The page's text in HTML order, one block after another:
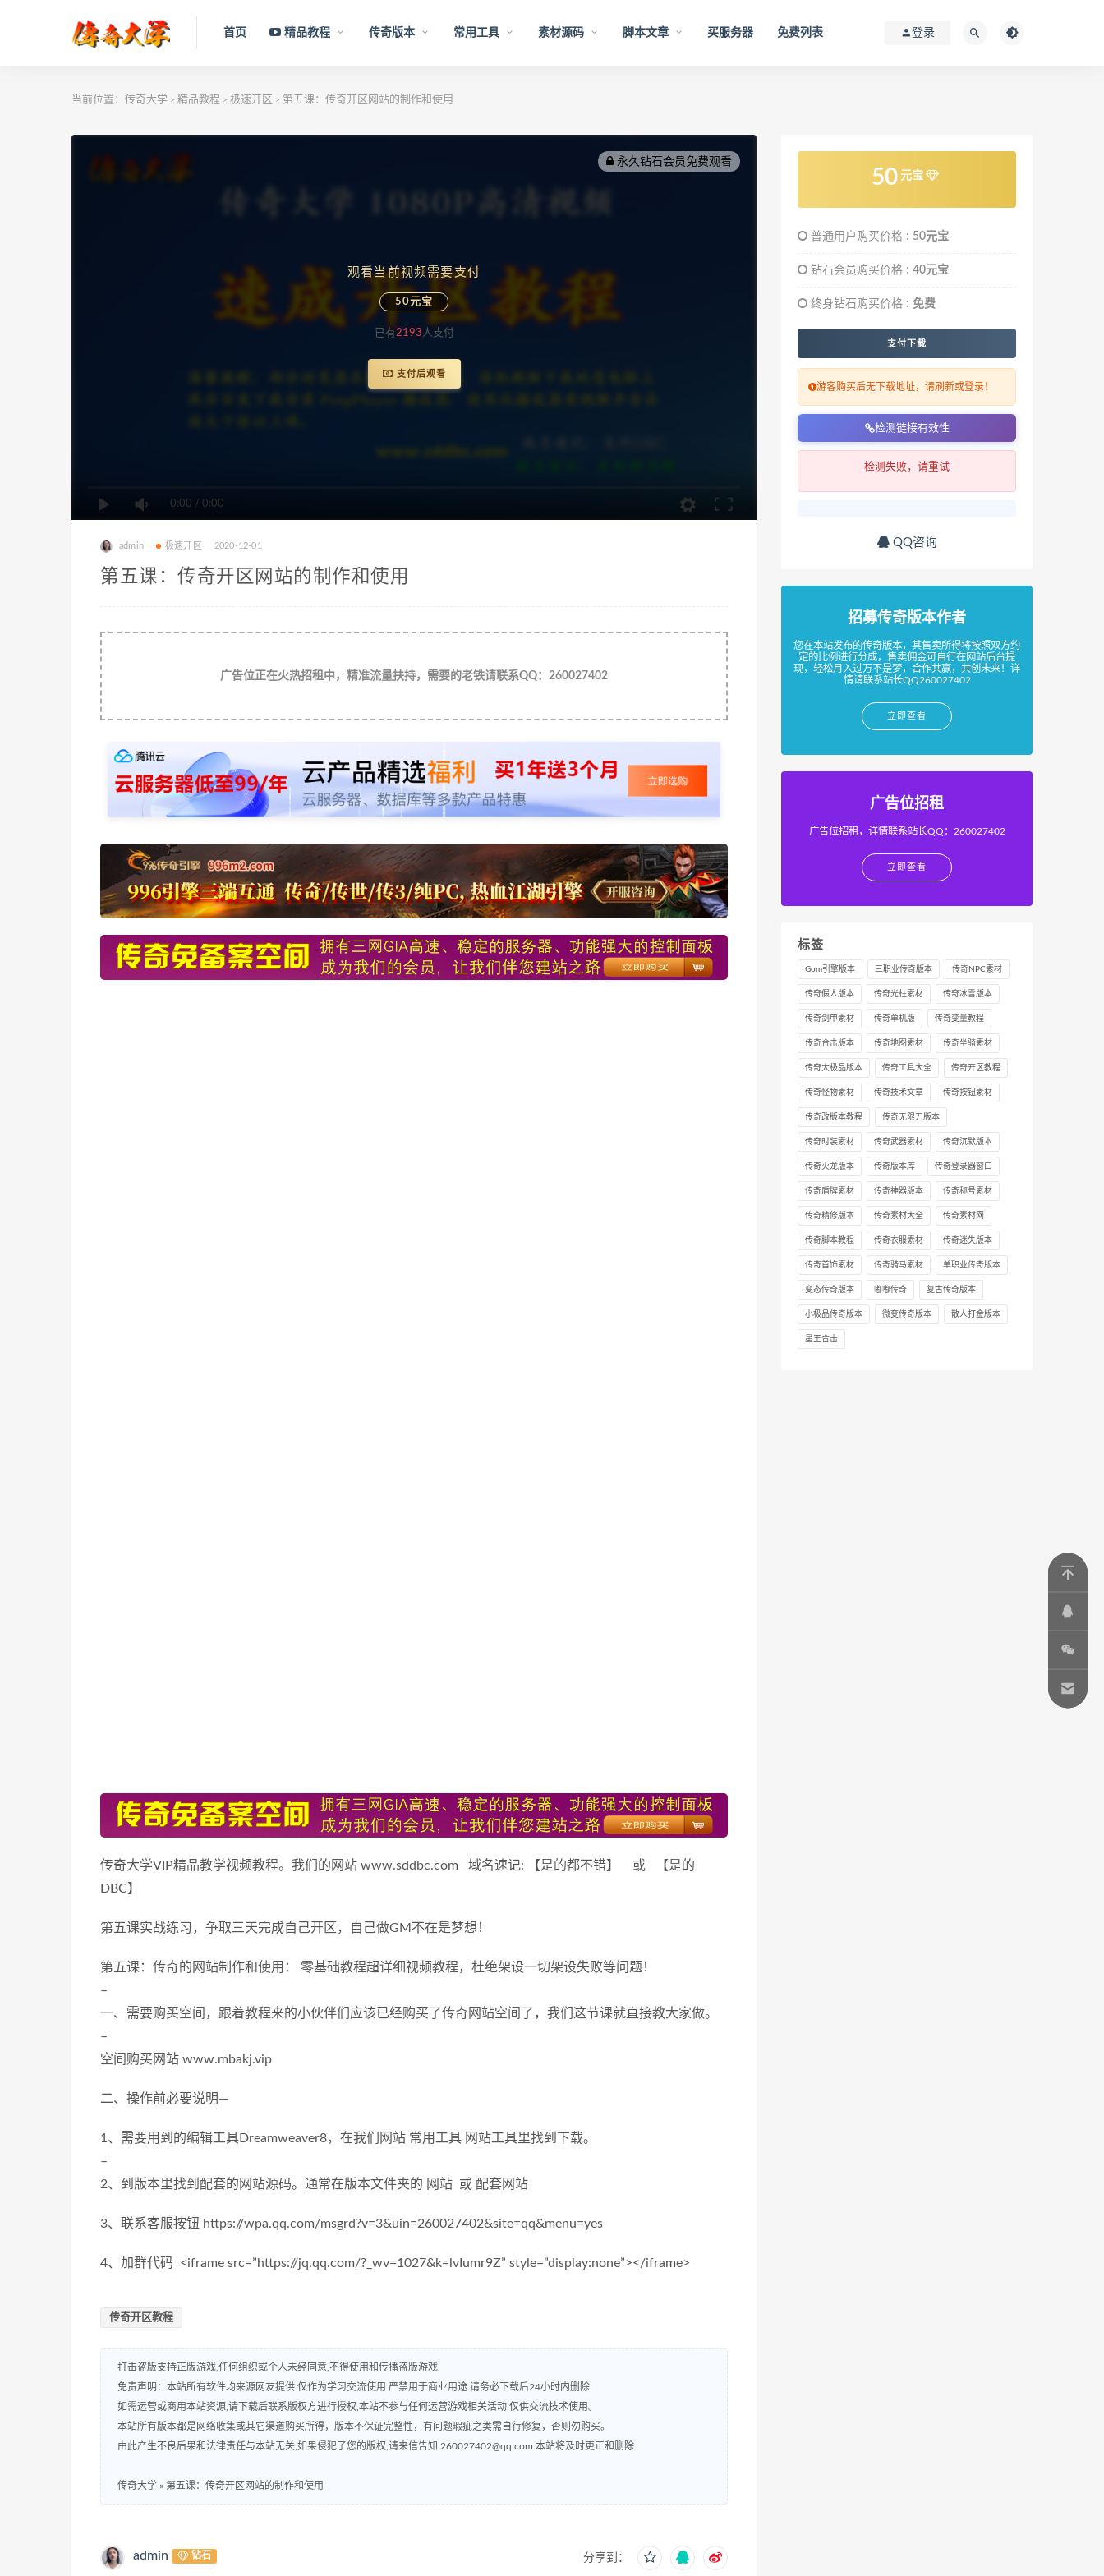
首页 精品教程 传奇版本 常用工具 素材源码 脚本文章 买服务器 免费列表 登录
当前位置： 传奇大学 > 精品教程 > 极速开区 > 第五课：传奇开区网站的制作和使用
永久钻石会员免费观看
观看当前视频需要支付
50元宝
已有2193人支付
支付后观看
0:00 / 0:00
admin 极速开区 2020-12-01
第五课：传奇开区网站的制作和使用
广告位正在火热招租中，精准流量扶持，需要的老铁请联系QQ：260027402
传奇大学VIP精品教学视频教程。我们的网站 www.sddbc.com 域名速记: 【是的都不错】 或 【是的
DBC】
第五课实战练习，争取三天完成自己开区，自己做GM不在是梦想！
第五课：传奇的网站制作和使用： 零基础教程超详细视频教程，杜绝架设一切架设失败等问题！
–
一、需要购买空间，跟着教程来的小伙伴们应该已经购买了传奇网站空间了，我们这节课就直接教大家做。
–
空间购买网站 www.mbakj.vip
二、操作前必要说明—
1、需要用到的编辑工具Dreamweaver8，在我们网站 常用工具 网站工具里找到下载。
–
2、到版本里找到配套的网站源码。通常在版本文件夹的 网站 或 配套网站
3、联系客服按钮 https://wpa.qq.com/msgrd?v=3&uin=260027402&site=qq&menu=yes
4、加群代码 <iframe src=”https://jq.qq.com/?_wv=1027&k=lvIumr9Z” style=”display:none”></iframe>
传奇开区教程
打击盗版支持正版游戏,任何组织或个人未经同意,不得使用和传播盗版游戏.
免责声明：本站所有软件均来源网友提供.仅作为学习交流使用.严禁用于商业用途.请务必下载后24小时内删除.
如需运营或商用本站资源,请下载后联系版权方进行授权,本站不参与任何运营游戏相关活动,仅供交流技术使用。
本站所有版本都是网络收集或其它渠道购买所得，版本不保证完整性，有问题瑕疵之类需自行修复，否则勿购买。
由此产生不良后果和法律责任与本站无关,如果侵犯了您的版权,请来信告知 260027402@qq.com 本站将及时更正和删除.
传奇大学 » 第五课：传奇开区网站的制作和使用
admin 钻石 分享到：
50 元宝
普通用户购买价格 : 50元宝
钻石会员购买价格 : 40元宝
终身钻石购买价格 : 免费
支付下载
游客购买后无下载地址，请刷新或登录！
检测链接有效性
检测失败，请重试
QQ咨询
招募传奇版本作者
您在本站发布的传奇版本，其售卖所得将按照双方约
定的比例进行分成，售卖佣金可自行在网站后台提
现，轻松月入过万不是梦，合作共赢，共创未来！详
情请联系站长QQ260027402
立即查看
广告位招租
广告位招租，详情联系站长QQ：260027402
立即查看
标签
Gom引擎版本 三职业传奇版本 传奇NPC素材
传奇假人版本 传奇光柱素材 传奇冰雪版本
传奇剑甲素材 传奇单机版 传奇变量教程
传奇合击版本 传奇地图素材 传奇坐骑素材
传奇大极品版本 传奇工具大全 传奇开区教程
传奇怪物素材 传奇技术文章 传奇按钮素材
传奇改版本教程 传奇无限刀版本
传奇时装素材 传奇武器素材 传奇沉默版本
传奇火龙版本 传奇版本库 传奇登录器窗口
传奇盾牌素材 传奇神器版本 传奇称号素材
传奇精修版本 传奇素材大全 传奇素材网
传奇脚本教程 传奇衣服素材 传奇迷失版本
传奇首饰素材 传奇骑马素材 单职业传奇版本
变态传奇版本 嘟嘟传奇 复古传奇版本
小极品传奇版本 微变传奇版本 散人打金版本
星王合击